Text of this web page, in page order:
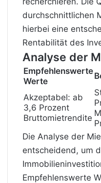
durchschnittlichen
hierbei eine
Rentabilität des
Analyse der
Empfehlenswerte
Werte
Akzeptabel: ab
3,6 Prozent
Bruttomietrendite
Die Analyse der
entscheidend, um
Empfehlenswerte